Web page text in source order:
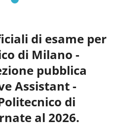
di esame per
di Milano -
pubblica
Assistant -
di
al 2026.